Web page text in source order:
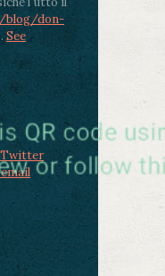
blog/don-
See
Twitter